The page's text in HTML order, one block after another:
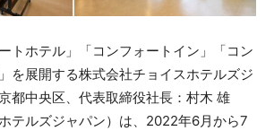
トホテル」「コンフォートイン」「コン
を展開する株式会社チョイスホテルズジ
都中央区、代表取締役社長：村木 雄
テルズジャパン）は、2022年6月から7